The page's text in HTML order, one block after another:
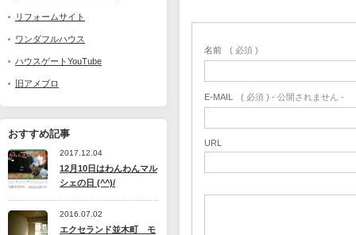
リフォームサイト
ワンダフルハウス
ハウスゲートYouTube
旧アメブロ
おすすめ記事
2017.12.04
12月10日はわんわんマル
シェの日 (^^)/
2016.07.02
エクセランド並木町 モ
名前 ( 必須 )
E-MAIL ( 必須 ) - 公開されません -
URL